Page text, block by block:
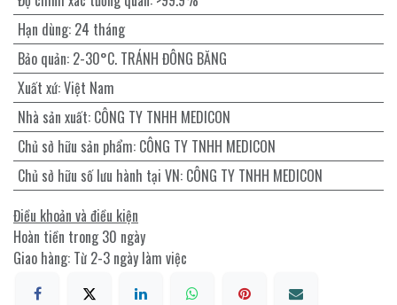
Hạn dùng: 24 tháng
Bảo quản: 2-30°C. TRÁNH ĐÔNG BĂNG
Xuất xứ:Việt Nam
Nhà sản xuất: CÔNG TY TNHH MEDICON
Chủ sở hữu sản phẩm: CÔNG TY TNHH MEDICON
Chủ sở hữu số lưu hành tại VN: CÔNG TY TNHH MEDICON
Điều khoản và điều kiện
Hoàn tiền trong 30 ngày
Giao hàng: Từ 2-3 ngày làm việc